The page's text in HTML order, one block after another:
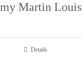
Martin
Details